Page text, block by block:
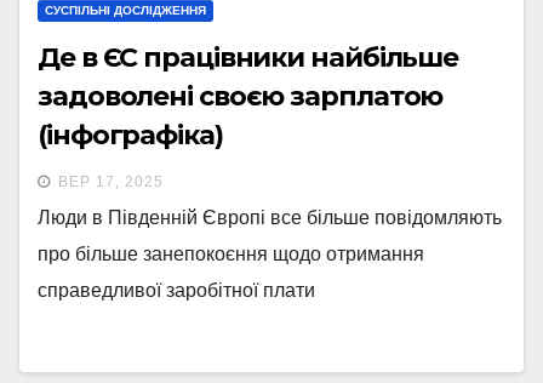
СУСПІЛЬНІ ДОСЛІДЖЕННЯ
Де в ​​ЄС працівники найбільше
задоволені своєю ​​зарплатою
(інфографіка)
ВЕР 17, 2025
Люди в Південній Європі все більше повідомляють
про більше занепокоєння щодо отримання
справедливої ​​заробітної плати